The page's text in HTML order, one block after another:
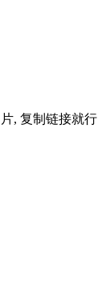
, 复制链接就行